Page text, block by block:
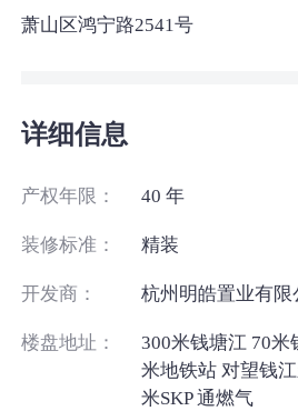
萧山区鸿宁路2541号
详细信息
产权年限： 40 年
装修标准： 精装
开发商： 杭州明皓置业有限
楼盘地址：
300米钱塘江 70米
米地铁站 对望钱
米SKP 通燃气